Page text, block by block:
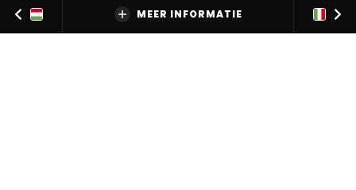
MEER INFORMATIE